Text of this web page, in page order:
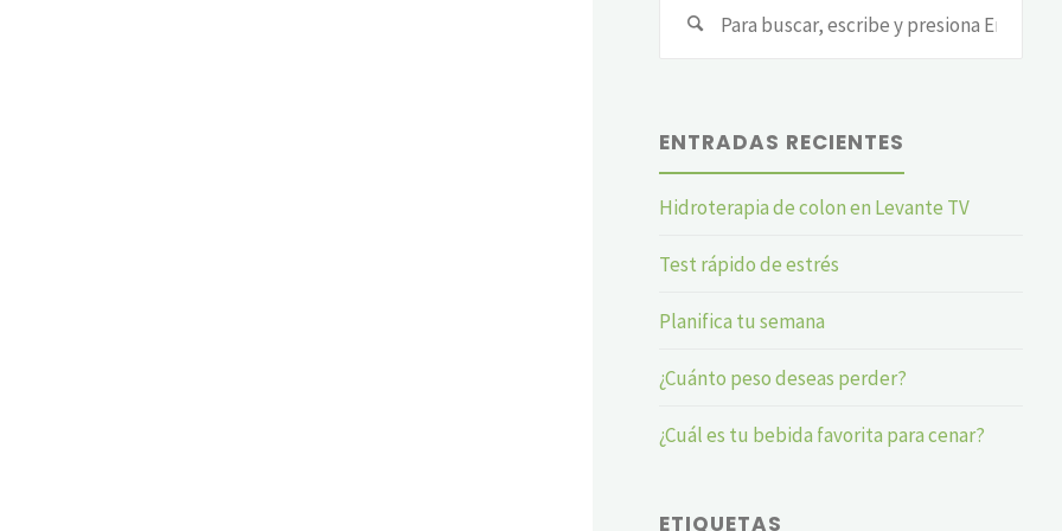
ENTRADAS RECIENTES
Hidroterapia de colon en Levante TV
Test rápido de estrés
Planifica tu semana
¿Cuánto peso deseas perder?
¿Cuál es tu bebida favorita para cenar?
ETIQUETAS